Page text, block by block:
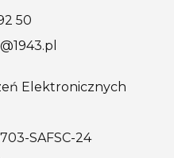
50
Elektronicznych
SAFSC-24